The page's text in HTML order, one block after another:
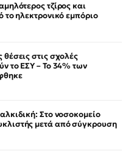
τζίρος και
το ηλεκτρονικό εμπόριο
στις σχολές
το ΕΣΥ – Το 34% των
Στο νοσοκομείο
μετά από σύγκρουση